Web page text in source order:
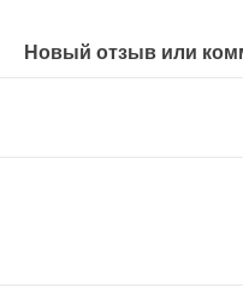
Новый отзыв или